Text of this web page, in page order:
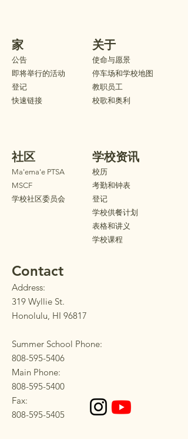
家
公告
即将举行的活动
登记
快速链接
关于
使命与愿景
停车场和学校地图
教职员工
校歌和奥利
社区
Ma'ema'e PTSA
MSCF
学校社区委员会
学校资讯
校历
考勤和钟表
登记
学校供餐计划
表格和讲义
学校课程
Contact
Address:
319 Wyllie St.
Honolulu, HI 96817
Summer School Phone:
808-595-5406
Main Phone:
808-595-5400
Fax:
808-595-5405